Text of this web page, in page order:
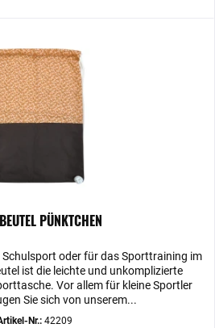
PÜNKTCHEN
oder für das Sporttraining im
ist die leichte und unkomplizierte
Vor allem für kleine Sportler
Sie sich von unserem...
Nr.: 42209